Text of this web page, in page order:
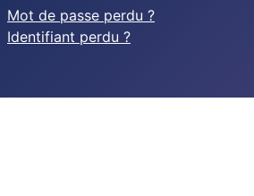
Mot de passe perdu ?
Identifiant perdu ?